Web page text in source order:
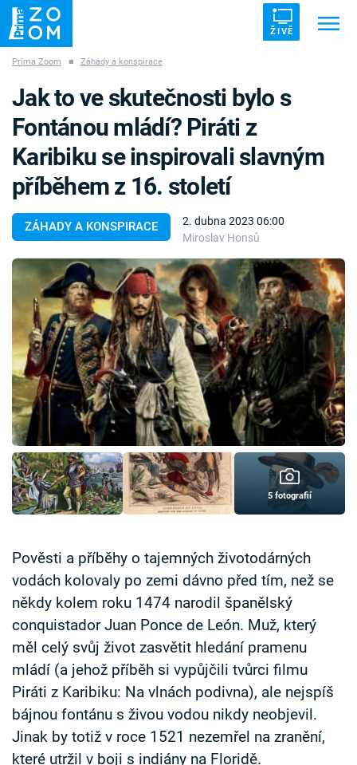
ŽIVĚ
ZÁHADY VETŘELCI DÁVNOVĚKU
Témata
Témata
Pořady
TV Program
Časopis
Sledujte prima+
Přihlášení
Prima Zoom ■ Záhady a konspirace
ZÁHADY A KONSPIRACE
2. dubna 2023 06:00
Miroslav Honsů
Jak to ve skutečnosti bylo s
Fontánou mládí? Piráti z
Karibiku se inspirovali slavným
příběhem z 16. století
5 fotografií
Pověsti a příběhy o tajemných životodárných
vodách kolovaly po zemi dávno před tím, než se
někdy kolem roku 1474 narodil španělský
conquistador Juan Ponce de León. Muž, který
měl celý svůj život zasvětit hledání pramenu
mládí (a jehož příběh si vypůjčili tvůrci filmu
Piráti z Karibiku: Na vlnách podivna), ale nejspíš
bájnou fontánu s živou vodou nikdy neobjevil.
Jinak by totiž v roce 1521 nezemřel na zranění,
které utržil v boji s indiány na Floridě.